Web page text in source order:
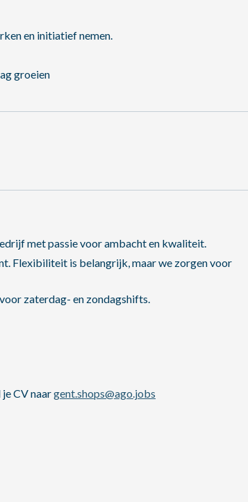
en initiatief nemen.
groeien
met passie voor ambacht en kwaliteit.
Flexibiliteit is belangrijk, maar we zorgen voor
zaterdag- en zondagshifts.
CV naargent.shops@ago.jobs